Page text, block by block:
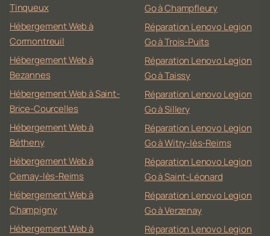
Tinqueux
Hébergement Web à
Cormontreuil
Hébergement Web à
Bezannes
Hébergement Web à Saint-
Brice-Courcelles
Hébergement Web à
Bétheny
Hébergement Web à
Cernay-lès-Reims
Hébergement Web à
Champigny
Hébergement Web à
Go à Champfleury
Réparation Lenovo Legion
Go à Trois-Puits
Réparation Lenovo Legion
Go à Taissy
Réparation Lenovo Legion
Go à Sillery
Réparation Lenovo Legion
Go à Witry-lès-Reims
Réparation Lenovo Legion
Go à Saint-Léonard
Réparation Lenovo Legion
Go à Verzenay
Réparation Lenovo Legion